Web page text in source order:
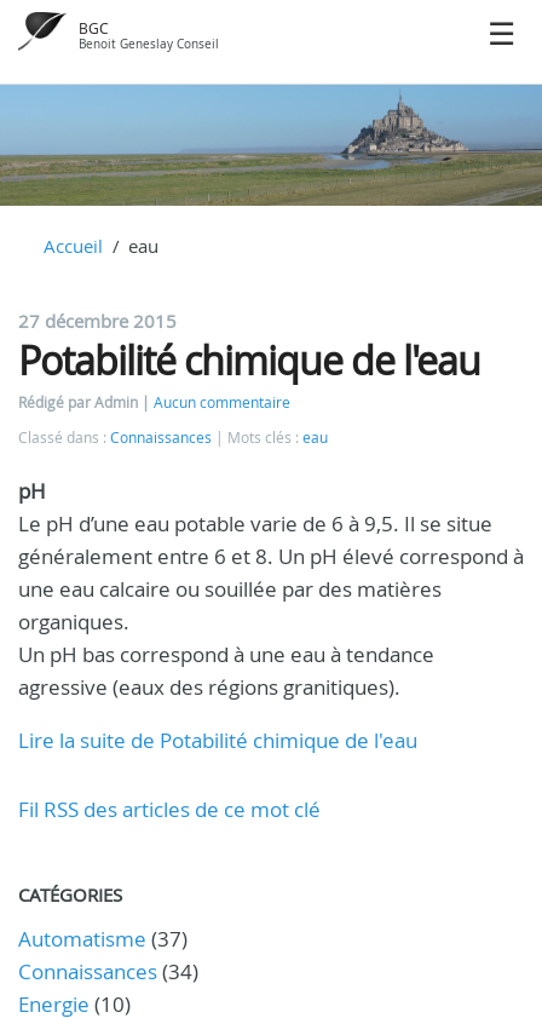
BGC
Benoit Geneslay Conseil
Accueil eau
27 décembre 2015
Potabilité chimique de l'eau
Rédigé par Admin
Aucun commentaire
Classé dans : Connaissances Mots clés : eau
pH
Le pH d’une eau potable varie de 6 à 9,5. Il se situe
généralement entre 6 et 8. Un pH élevé correspond à
une eau calcaire ou souillée par des matières
organiques.
Un pH bas correspond à une eau à tendance
agressive (eaux des régions granitiques).
Lire la suite de Potabilité chimique de l'eau
Fil RSS des articles de ce mot clé
CATÉGORIES
Automatisme (37)
Connaissances(34)
Energie (10)